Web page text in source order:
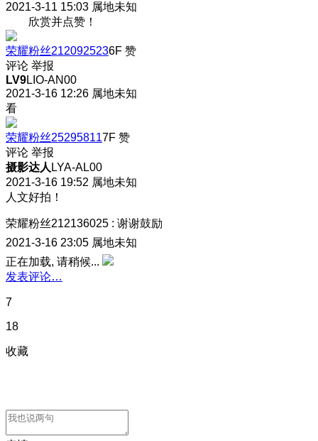
2021-3-11 15:03 属地未知
欣赏并点赞！
荣耀粉丝2120925236F 赞
评论 举报
LV9LIO-AN00
2021-3-16 12:26 属地未知
看
荣耀粉丝252958117F 赞
评论 举报
摄影达人 LYA-AL00
2021-3-16 19:52 属地未知
人文好拍！
荣耀粉丝212136025 : 谢谢鼓励
2021-3-16 23:05 属地未知
正在加载, 请稍候...
发表评论…
7
18
收藏